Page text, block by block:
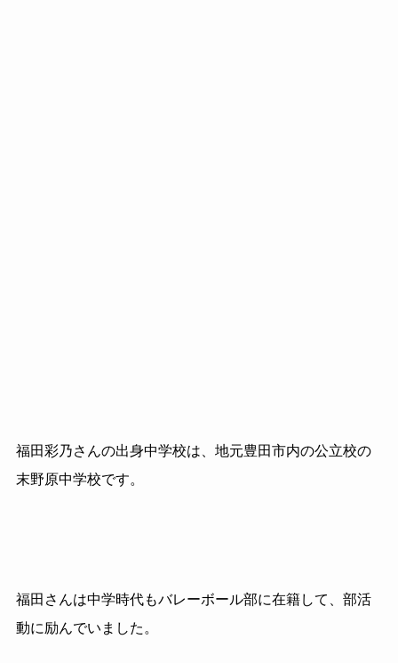
福田彩乃さんの出身中学校は、地元豊田市内の公立校の
末野原中学校です。
福田さんは中学時代もバレーボール部に在籍して、部活
動に励んでいました。